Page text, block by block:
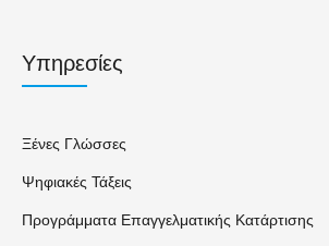
Υπηρεσίες
Ξένες Γλώσσες
Ψηφιακές Τάξεις
Προγράμματα Επαγγελματικής Κατάρτισης